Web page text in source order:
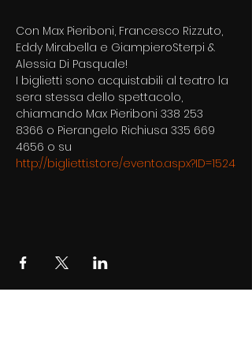
Con Max Pieriboni, Francesco Rizzuto,
Eddy Mirabella e GiampieroSterpi &
Alessia Di Pasquale!
I biglietti sono acquistabili al teatro la
sera stessa dello spettacolo,
chiamando Max Pieriboni 338 253
8366 o Pierangelo Richiusa 335 669
4656 o su
http://biglietti.store/evento.aspx?ID=1524